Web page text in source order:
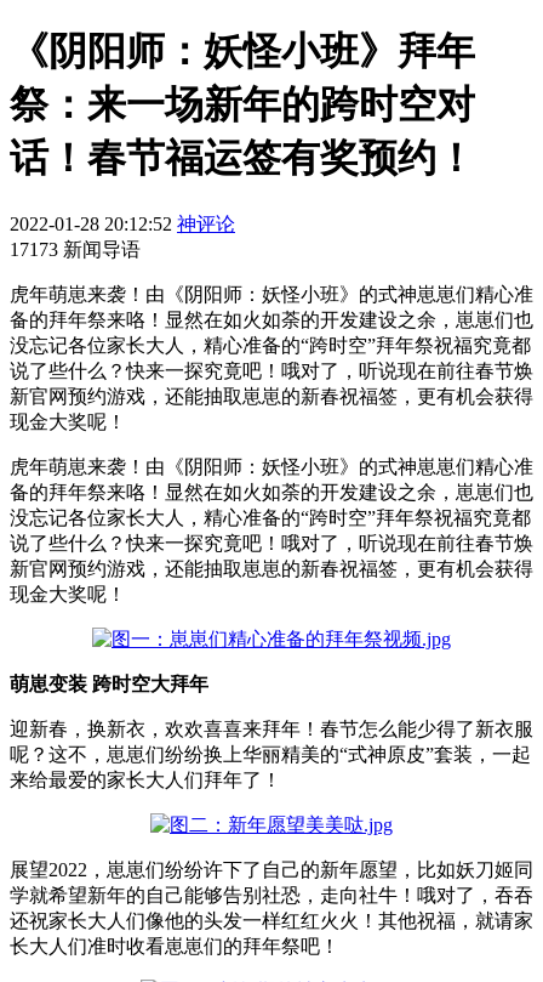
《阴阳师：妖怪小班》拜年
祭：来一场新年的跨时空对
话！春节福运签有奖预约！
2022-01-28 20:12:52 神评论
17173 新闻导语
虎年萌崽来袭！由《阴阳师：妖怪小班》的式神崽崽们精心准
备的拜年祭来咯！显然在如火如荼的开发建设之余，崽崽们也
没忘记各位家长大人，精心准备的“跨时空”拜年祭祝福究竟都
说了些什么？快来一探究竟吧！哦对了，听说现在前往春节焕
新官网预约游戏，还能抽取崽崽的新春祝福签，更有机会获得
现金大奖呢！
虎年萌崽来袭！由《阴阳师：妖怪小班》的式神崽崽们精心准
备的拜年祭来咯！显然在如火如荼的开发建设之余，崽崽们也
没忘记各位家长大人，精心准备的“跨时空”拜年祭祝福究竟都
说了些什么？快来一探究竟吧！哦对了，听说现在前往春节焕
新官网预约游戏，还能抽取崽崽的新春祝福签，更有机会获得
现金大奖呢！
萌崽变装 跨时空大拜年
迎新春，换新衣，欢欢喜喜来拜年！春节怎么能少得了新衣服
呢？这不，崽崽们纷纷换上华丽精美的“式神原皮”套装，一起
来给最爱的家长大人们拜年了！
展望2022 ，崽崽们纷纷许下了自己的新年愿望，比如妖刀姬同
学就希望新年的自己能够告别社恐，走向社牛！哦对了，吞吞
还祝家长大人们像他的头发一样红红火火！其他祝福，就请家
长大人们准时收看崽崽们的拜年祭吧！